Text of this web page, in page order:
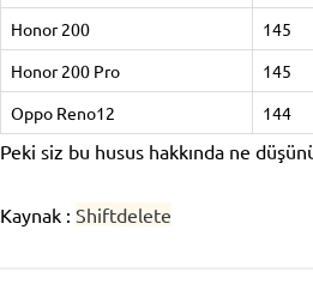
Honor 200
145
Honor 200 Pro
145
Oppo Reno12
144
Peki siz bu husus hakkında ne
Kaynak : Shiftdelete